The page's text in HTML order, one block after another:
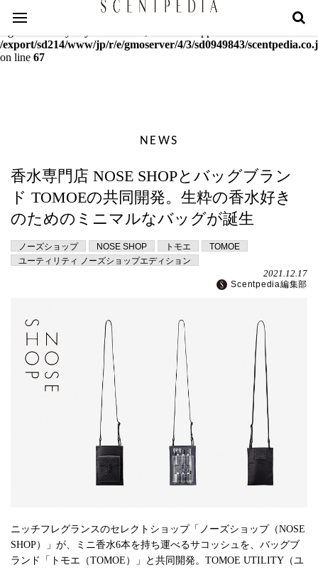
Warning
: mcrypt_decrypt(): Key of size 18 not supported by this
/export/sd214/www/jp/r/e/gmoserver/4/3/sd0949843/
on line 67
NEWS
香水専門店 NOSE SHOPとバッグブラン
ド TOMOEの共同開発。生粋の香水好き
のためのミニマルなバッグが誕生
ノーズショップ NOSE SHOP トモエ
TOMOE
ユーティリティ ノーズショップエディション
2021.12.17
Scentpedia編集部
ニッチフレグランスのセレクトショップ「ノーズショップ（NOSE
SHOP）」が、ミニ香水6本を持ち運べるサコッシュを、バッグブ
ランド「トモエ（TOMOE）」と共同開発。TOMOE UTILITY（ユ